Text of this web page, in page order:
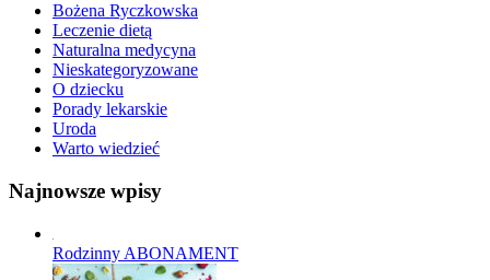
Bożena Ryczkowska
Leczenie dietą
Naturalna medycyna
Nieskategoryzowane
O dziecku
Porady lekarskie
Uroda
Warto wiedzieć
Najnowsze wpisy
Rodzinny ABONAMENT